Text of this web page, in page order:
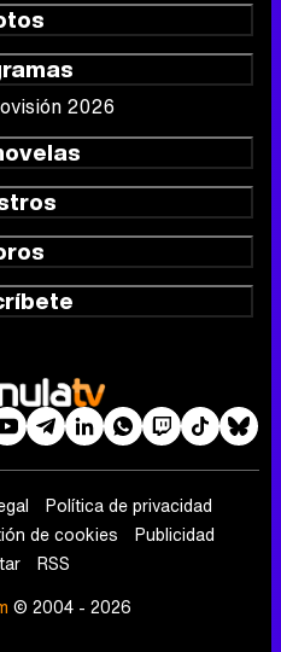
2026
Política de privacidad
de cookies
Publicidad
RSS
© 2004 - 2026